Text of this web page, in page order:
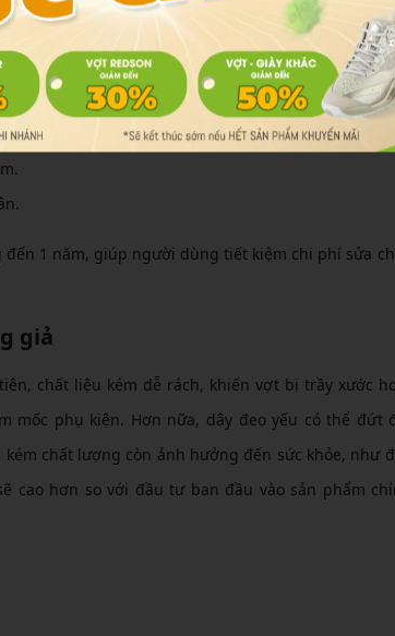
phụ kiện, giúp tổ chức gọn gàng. Lợi ích nổi bật
màu.
nặng.
1 năm, giúp người dùng tiết kiệm chi phí sửa
giả
chất liệu kém dễ rách, khiến vợt bị trầy xước
mốc phụ kiện. Hơn nữa, dây đeo yếu có thể đứt
chất lượng còn ảnh hưởng đến sức khỏe, như
cao hơn so với đầu tư ban đầu vào sản phẩm